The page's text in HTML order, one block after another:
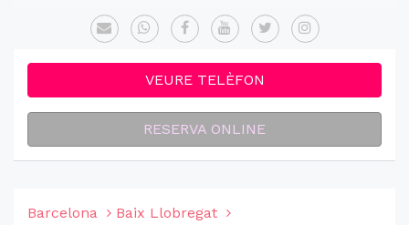
VEURE TELÈFON
RESERVA ONLINE
Barcelona
Baix Llobregat